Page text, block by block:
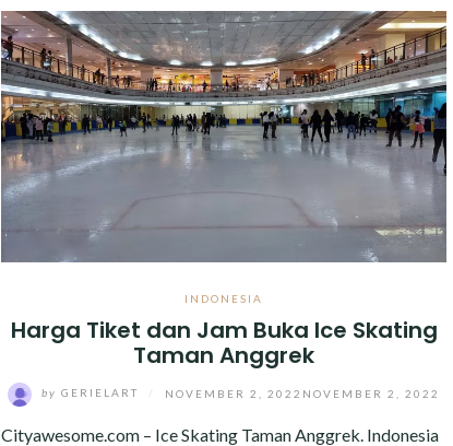
INDONESIA
Harga Tiket dan Jam Buka Ice Skating
Taman Anggrek
by GERIELART NOVEMBER 2, 2022 NOVEMBER 2, 2022
Cityawesome.com – Ice Skating Taman Anggrek. Indonesia